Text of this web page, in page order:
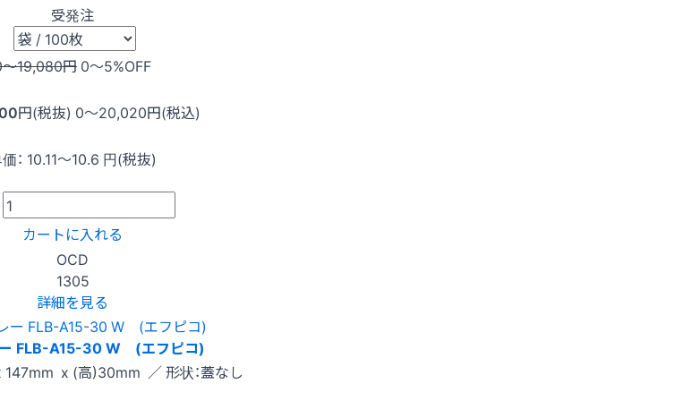
受発注
19,080円 0〜5%OFF
円(税抜) 0〜20,020円(税込)
： 10.11〜10.6 円(税抜)
カートに入れる
OCD
1305
詳細を見る
FLB-A15-30 W (エフピコ)
147mm x (高)30mm ／ 形状：蓋なし